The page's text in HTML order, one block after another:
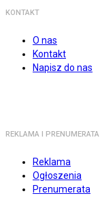
KONTAKT
O nas
Kontakt
Napisz do nas
REKLAMA I PRENUMERATA
Reklama
Ogłoszenia
Prenumerata